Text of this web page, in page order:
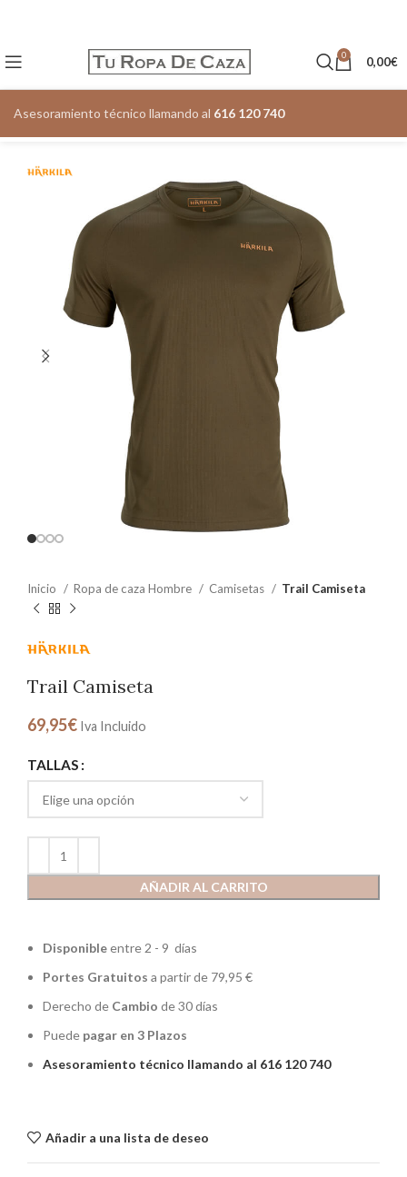
0 0,00€
Asesoramiento técnico llamando al 616 120 740
Inicio Ropa de caza Hombre Camisetas Trail Camiseta
Trail Camiseta
69,95€ Iva Incluido
TALLAS
AÑADIR AL CARRITO
Disponibleentre 2 - 9 días
Portes Gratuitos a partir de 79,95 €
Derecho de Cambio de 30 días
Puede pagar en 3 Plazos
Asesoramiento técnico llamando al 616 120 740
Añadir a una lista de deseo